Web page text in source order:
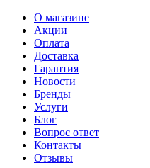
О магазине
Акции
Оплата
Доставка
Гарантия
Новости
Бренды
Услуги
Блог
Вопрос ответ
Контакты
Отзывы